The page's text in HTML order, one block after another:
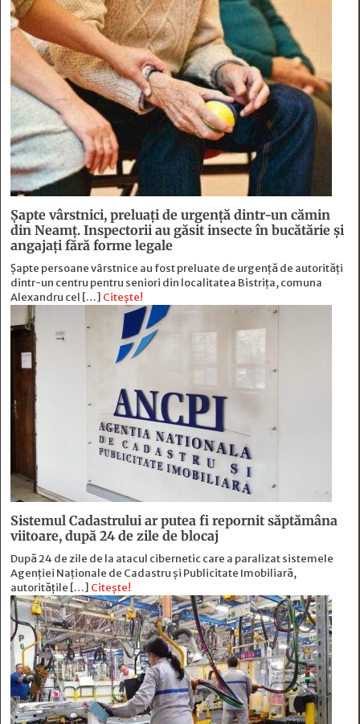
Șapte vârstnici, preluați de urgență dintr-un cămin
din Neamț. Inspectorii au găsit insecte în bucătărie și
angajați fără forme legale
Șapte persoane vârstnice au fost preluate de urgență de autorități
dintr-un centru pentru seniori din localitatea Bistrița, comuna
Alexandru cel […] Citește!
Sistemul Cadastrului ar putea fi repornit săptămâna
viitoare, după 24 de zile de blocaj
După 24 de zile de la atacul cibernetic care a paralizat sistemele
Agenției Naționale de Cadastru și Publicitate Imobiliară,
autoritățile […] Citește!